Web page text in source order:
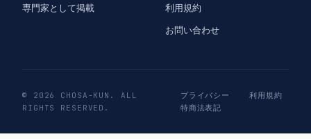
専門家として掲載
利用規約
お問い合わせ
© 2026 CHOSA-KUN. ALL
RIGHTS RESERVED.
プライバシー
利用規約
特商法表記